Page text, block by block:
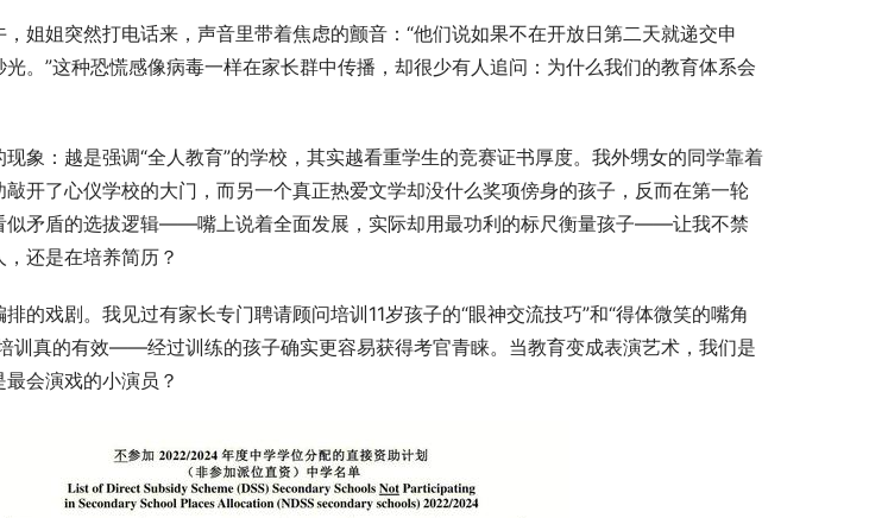
姐姐突然打电话来，声音里带着焦虑的颤音：“他们说如果不在开放日第二天就递交申
。”这种恐慌感像病毒一样在家长群中传播，却很少有人追问：为什么我们的教育体系会
象：越是强调“全人教育”的学校，其实越看重学生的竞赛证书厚度。我外甥女的同学靠着
开了心仪学校的大门，而另一个真正热爱文学却没什么奖项傍身的孩子，反而在第一轮
似矛盾的选拔逻辑——嘴上说着全面发展，实际却用最功利的标尺衡量孩子——让我不禁
还是在培养简历？
的戏剧。我见过有家长专门聘请顾问培训11岁孩子的“眼神交流技巧”和“得体微笑的嘴角
训真的有效——经过训练的孩子确实更容易获得考官青睐。当教育变成表演艺术，我们是
会演戏的小演员？